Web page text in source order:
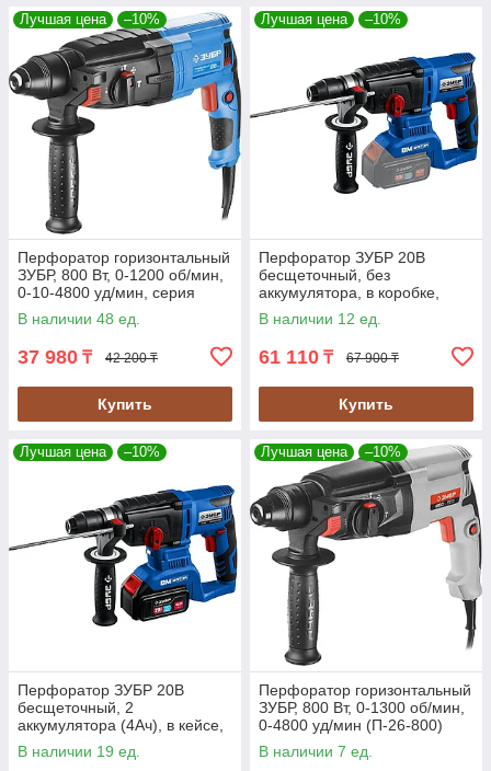
Лучшая цена –10%
Перфоратор горизонтальный
ЗУБР, 800 Вт, 0-1200 об/мин,
0-10-4800 уд/мин, серия
"Профессионал" (ЗП-26-800
К)
В наличии 48 ед.
37 980 ₸ 42 200 ₸
Купить
Лучшая цена –10%
Перфоратор ЗУБР 20В
бесщеточный, без
аккумулятора, в коробке,
серия "Профессионал" (PB-
260)
В наличии 12 ед.
61 110 ₸ 67 900 ₸
Купить
Лучшая цена –10%
Перфоратор ЗУБР 20В
бесщеточный, 2
аккумулятора (4Ач), в кейсе,
серия "Профессионал" (PB-
260-42)
В наличии 19 ед.
Лучшая цена –10%
Перфоратор горизонтальный
ЗУБР, 800 Вт, 0-1300 об/мин,
0-4800 уд/мин (П-26-800)
В наличии 7 ед.